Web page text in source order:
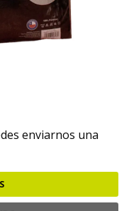
enviarnos una